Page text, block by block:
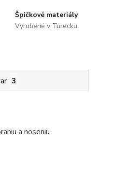
Špičkové materiály
Vyrobené v Turecku
3
a noseniu.